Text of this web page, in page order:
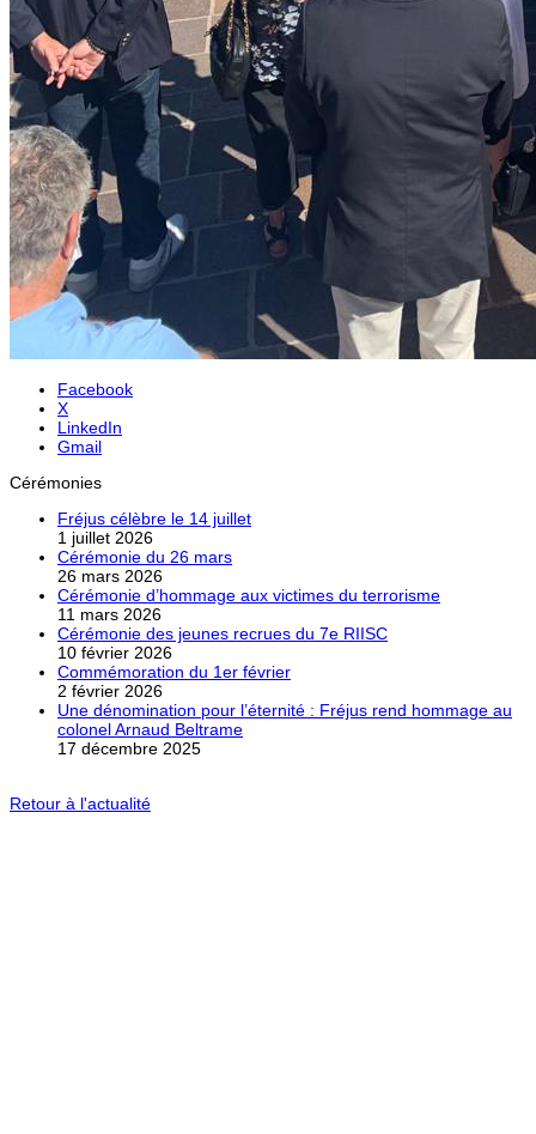
Facebook
X
LinkedIn
Gmail
Cérémonies
Fréjus célèbre le 14 juillet
1 juillet 2026
Cérémonie du 26 mars
26 mars 2026
Cérémonie d’hommage aux victimes du terrorisme
11 mars 2026
Cérémonie des jeunes recrues du 7e RIISC
10 février 2026
Commémoration du 1er février
2 février 2026
Une dénomination pour l’éternité : Fréjus rend hommage au
colonel Arnaud Beltrame
17 décembre 2025
Retour à l'actualité